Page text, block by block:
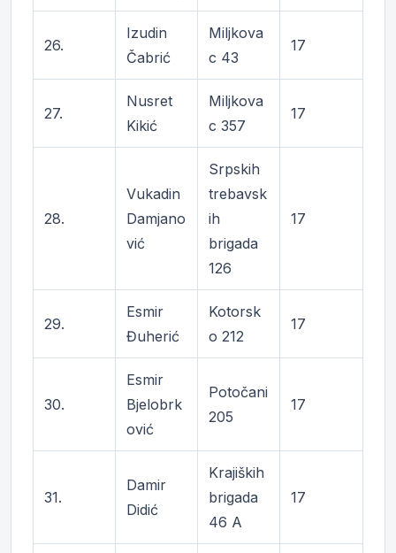
26.
Izudin
Čabrić
Miljkova
c 43
17
27.
Nusret
Kikić
Miljkova
c 357
17
28.
Vukadin
Damjano
vić
Srpskih
trebavsk
ih
brigada
126
17
29.
Esmir
Đuherić
Kotorsk
o 212
17
30.
Esmir
Bjelobrk
ović
Potočani
205
17
31.
Damir
Didić
Krajiških
brigada
46 A
17